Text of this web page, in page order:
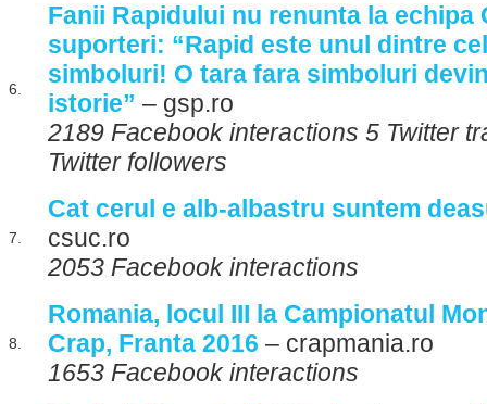
6.
Fanii Rapidului nu renunta la echipa
suporteri: “Rapid este unul dintre
simboluri! O tara fara simboluri
istorie” – gsp.ro
2189 Facebook interactions 5 Twitter
Twitter followers
7.
Cat cerul e alb-albastru suntem
csuc.ro
2053 Facebook interactions
8.
Romania, locul III la Campionatul
Crap, Franta 2016 – crapmania.ro
1653 Facebook interactions